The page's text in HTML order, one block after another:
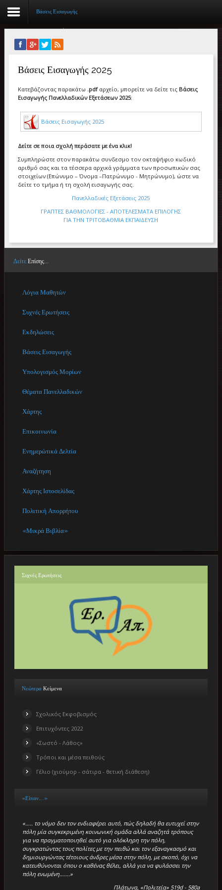
Αρχική
Βιογραφικό
Συγγραφικό έργο
Εργασίες
Ιστορίες Επιτυχίας
Διακρίσεις
Βάσεις Εισαγωγής
Βάσεις Εισαγωγής 2025
Κατεβάζοντας παρακάτω .pdfαρχείο, μπορείτε να δείτε τις Βάσεις
Εισαγωγής Πανελλαδικών Εξετάσεων 2025:
Βάσεις Εισαγωγής 2025
Δείτε σε ποια σχολή περάσατε με ένα κλικ!
Συμπληρώστε στον παρακάτω συνδεσμο τον οκταψήφιο κωδικό
αριθμό σας και τα τέσσερα αρχικά γράμματα των προσωπικών σας
στοιχείων (Επώνυμο – Όνομα –Πατρώνυμο - Μητρώνυμο), ώστε να
δείτε το τμήμα ή τη σχολή εισαγωγής σας.
Πανελλαδικές Εξετάσεις 2025
ΓΡΑΠΤΕΣ ΒΑΘΜΟΛΟΓΙΕΣ - ΑΠΟΤΕΛΕΣΜΑΤΑ ΕΠΙΛΟΓΗΣ
ΓΙΑ ΤΗΝ ΤΡΙΤΟΒΑΘΜΙΑ ΕΚΠΑΙΔΕΥΣΗ
Δείτε Επίσης...
Λόγια Μαθητών
Συχνές Ερωτήσεις
Εκδηλώσεις
Βάσεις Εισαγωγής
Υπολογισμός Μορίων
Θέματα Πανελλαδικών
Χάρτης
Επικοινωνία
Ενημερώτικά Δελτία
Αναζήτηση
Χάρτης Ιστοσελίδας
Πολιτική Απορρήτου
«Μικρά Βιβλία»
Συχνές Ερωτήσεις
Νεώτερα Κείμενα
Σχολικός Εκφοβισμός
Επιτυχόντες 2022
«Σωστό - Λάθος»
Τρόποι και μέσα πειθούς
Γέλιο (χιούμορ - σάτιρα - θετική διάθεση)
«Είπαν…..»
«….. το νόμο δεν τον ενδιαφέρει αυτό, πώς δηλαδή θα ευτυχεί στην
πόλη μία συγκεκριμένη κοινωνική ομάδα αλλά αναζητά τρόπους
για να πραγματοποιηθεί αυτό για ολόκληρη την πόλη,
συγκρατώντας τους πολίτες με την πειθώ και τον εξαναγκασμό και
δημιουργώντας τέτοιους άνδρες μέσα στην πόλη, με σκοπό, όχι να
κατευθύνονται όπου ο καθένας θέλει, αλλά για να φυλάσσει την
πόλη ενωμένη…….»
Πλάτωνα, «Πολιτεία» 519d - 580a